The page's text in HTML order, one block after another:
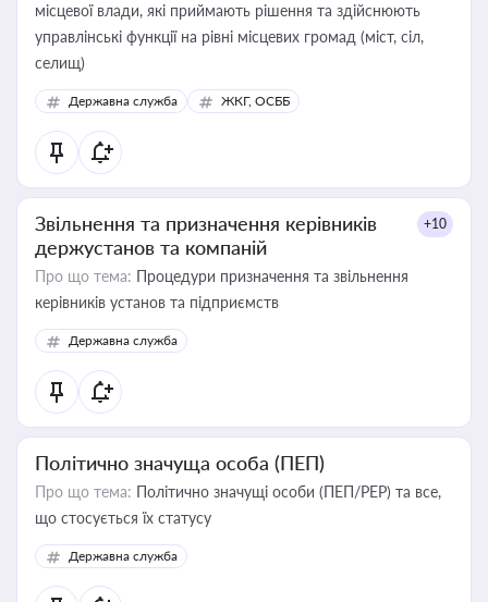
місцевої влади, які приймають рішення та здійснюють
управлінські функції на рівні місцевих громад (міст, сіл,
селищ)
Державна служба ЖКГ, ОСББ
Звільнення та призначення керівників
держустанов та компаній
+10
Про що тема: Процедури призначення та звільнення
керівників установ та підприємств
Державна служба
Політично значуща особа (ПЕП)
Про що тема: Політично значущі особи (ПЕП/PEP) та все,
що стосується їх статусу
Державна служба